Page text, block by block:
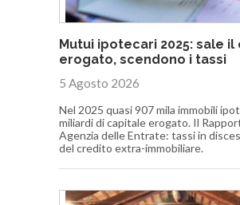
Mutui ipotecari 2025: sale
erogato, scendono i tassi
5 Agosto 2026
Nel 2025 quasi 907 mila immobili
miliardi di capitale erogato. Il
Agenzia delle Entrate: tassi in
del credito extra-immobiliare.